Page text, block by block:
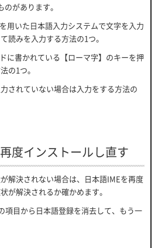
があります。
用いた日本語入力システムで文字を入力
読みを入力する方法の1つ。
に書かれている【ローマ字】のキーを押
の1つ。
されていない場合は入力をする方法の
度インストールし直す
解決されない場合は、日本語IMEを再度
が解決されるか確かめます。
目から日本語登録を消去して、もう一